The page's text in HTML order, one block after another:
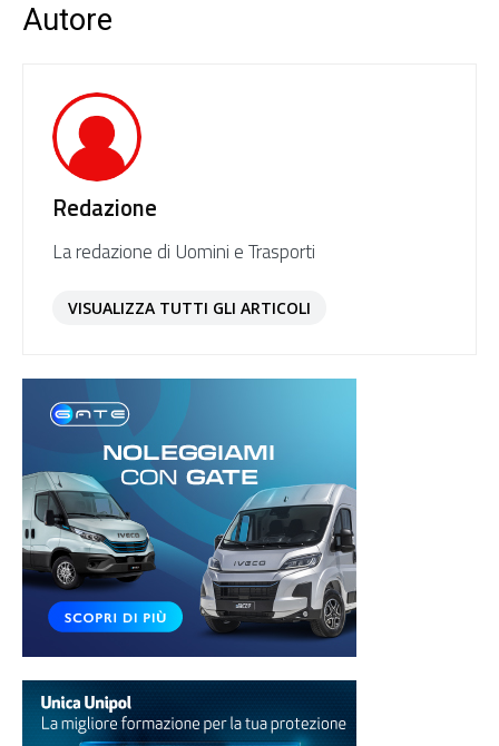
Autore
Redazione
La redazione di Uomini e Trasporti
VISUALIZZA TUTTI GLI ARTICOLI